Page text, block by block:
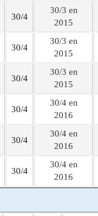
30/4
30/3 en
2015
30/4
30/3 en
2015
30/4
30/3 en
2015
30/4
30/4 en
2016
30/4
30/4 en
2016
30/4
30/4 en
2016